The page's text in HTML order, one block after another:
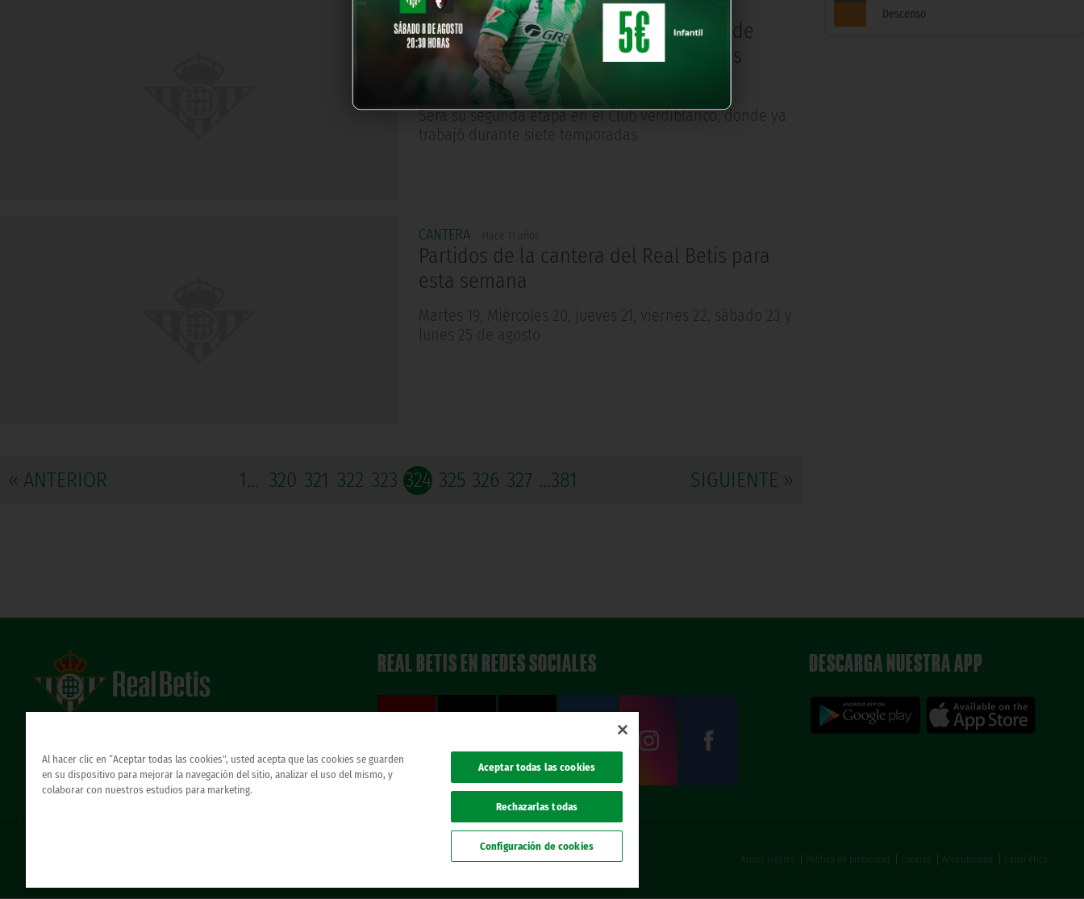
Descenso
CANTERA Hace 11 años
José Wanceulen se incorpora al área de
captación de la Cantera del Real Betis
Balompié
Será su segunda etapa en el Club verdiblanco, donde ya
trabajó durante siete temporadas
CANTERA Hace 11 años
Partidos de la cantera del Real Betis para
esta semana
Martes 19, Miércoles 20, jueves 21, viernes 22, sábado 23 y
lunes 25 de agosto
« ANTERIOR SIGUIENTE »
1... 320 321 322 323 324 325 326 327 ...381
REAL BETIS EN REDES SOCIALES DESCARGA NUESTRA APP
esta página web es la única oficial del real betis balompie. todos los derechos reservados. Avisos legales Política de privacidad Cookies Accesibilidad Canal ético
Al hacer clic en “Aceptar todas las cookies”, usted acepta que las cookies se guarden
en su dispositivo para mejorar la navegación del sitio, analizar el uso del mismo, y
colaborar con nuestros estudios para marketing.
Aceptar todas las cookies
Rechazarlas todas
Configuración de cookies